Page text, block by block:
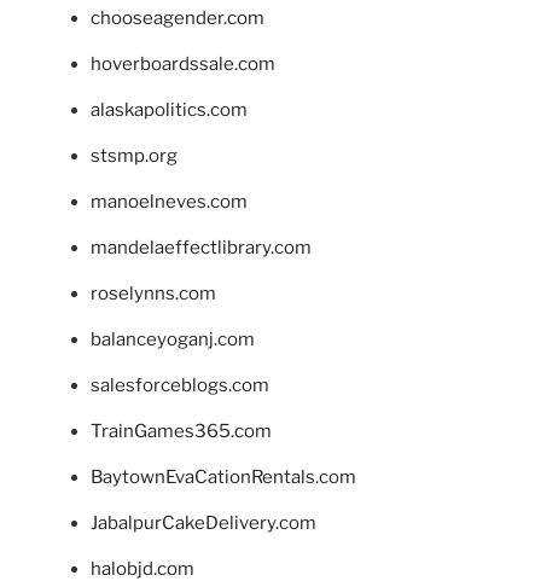
chooseagender.com
hoverboardssale.com
alaskapolitics.com
stsmp.org
manoelneves.com
mandelaeffectlibrary.com
roselynns.com
balanceyoganj.com
salesforceblogs.com
TrainGames365.com
BaytownEvaCationRentals.com
JabalpurCakeDelivery.com
halobjd.com